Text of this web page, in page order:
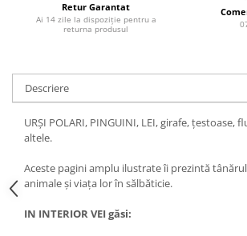
Retur Garantat
Ai 14 zile la dispoziție pentru a
returna produsul
Descriere
URŞI POLARI, PINGUINI, LEI, girafe, țestoase,
altele.
Aceste pagini amplu ilustrate îi prezintă
animale şi viaţa lor în sălbăticie.
IN INTERIOR VEI găsi: